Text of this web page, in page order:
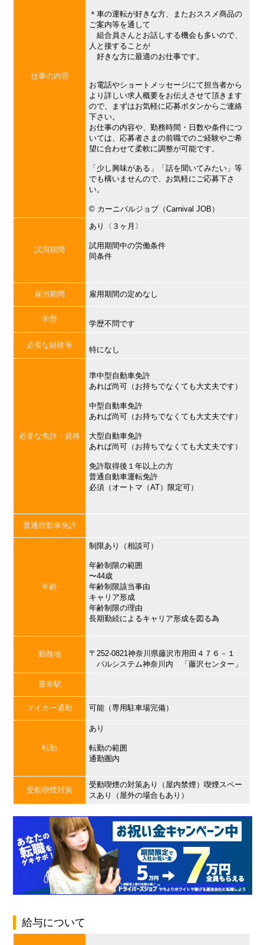
仕事の内容
＊車の運転が好きな方、またおススメ商品の
ご案内等を通して
組合員さんとお話しする機会も多いので、
人と接することが
好きな方に最適のお仕事です。
お電話やショートメッセージにて担当者から
より詳しい求人概要をお伝えさせて頂きます
ので、まずはお気軽に応募ボタンからご連絡
下さい。
お仕事の内容や、勤務時間・日数や条件につ
いては、応募者さまの前職でのご経験やご希
望に合わせて柔軟に調整が可能です。
「少し興味がある」「話を聞いてみたい」等
でも構いませんので、お気軽にご応募下さ
い。
©︎ カーニバルジョブ（Carnival JOB）
試用期間
あり〈３ヶ月〉
試用期間中の労働条件
同条件
雇用期間 雇用期間の定めなし
学歴
学歴不問です
必要な経験等
特になし
必要な免許・資格
準中型自動車免許
あれば尚可（お持ちでなくても大丈夫です）
中型自動車免許
あれば尚可（お持ちでなくても大丈夫です）
大型自動車免許
あれば尚可（お持ちでなくても大丈夫です）
免許取得後１年以上の方
普通自動車運転免許
必須（オートマ（AT）限定可）
普通自動車免許
年齢
制限あり（相談可）
年齢制限の範囲
〜44歳
年齢制限該当事由
キャリア形成
年齢制限の理由
長期勤続によるキャリア形成を図る為
勤務地
〒252-0821神奈川県藤沢市用田４７６－１
パルシステム神奈川内 「藤沢センター」
最寄駅
マイカー通勤 可能（専用駐車場完備）
転勤
あり
転勤の範囲
通勤圏内
受動喫煙対策
受動喫煙の対策あり（屋内禁煙）喫煙スペー
スあり（屋外の場合もあり）
給与について